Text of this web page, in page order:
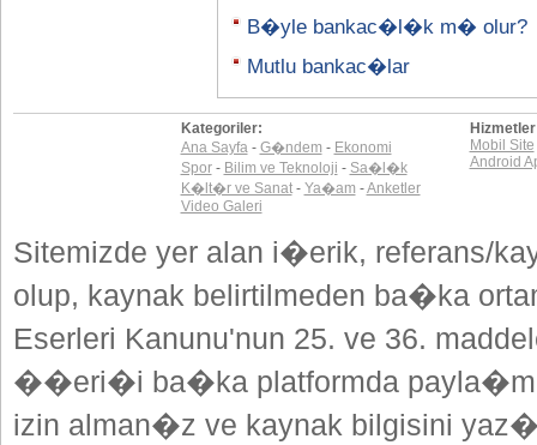
B�yle bankac�l�k m� olur?
Mutlu bankac�lar
Kategoriler:
Ana Sayfa- G�ndem - Ekonomi
Spor- Bilim ve Teknoloji - Sa�l�k
K�lt�r ve Sanat- Ya�am -Anketler
Video Galeri
Mobil Site
Android
Sitemizde yer alan i�erik, referans/
olup, kaynak belirtilmeden ba�ka
Eserleri Kanunu'nun 25. ve 36.
��eri�i ba�ka platformda
izin alman�z ve kaynak bilgisini